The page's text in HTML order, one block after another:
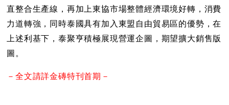
直整合生產線，再加上東協市場整體經濟環境好轉，消費
力道轉強，同時泰國具有加入東盟自由貿易區的優勢，在
上述利基下，泰聚亨積極展現營運企圖，期望擴大銷售版
圖。
－全文請詳金磚特刊首期－